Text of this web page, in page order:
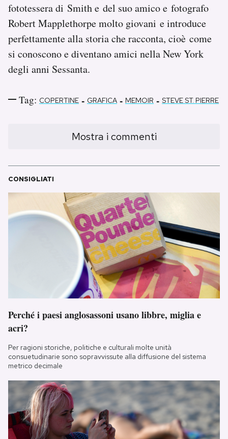
fototessera di Smith e del suo amico e fotografo
Robert Mapplethorpe molto giovani e introduce
perfettamente alla storia che racconta, cioè come
si conoscono e diventano amici nella New York
degli anni Sessanta.
Tag: COPERTINE - GRAFICA - MEMOIR - STEVE ST. PIERRE
Mostra i commenti
CONSIGLIATI
Perché i paesi anglosassoni usano libbre, miglia e
acri?
Per ragioni storiche, politiche e culturali molte unità
consuetudinarie sono sopravvissute alla diffusione del sistema
metrico decimale